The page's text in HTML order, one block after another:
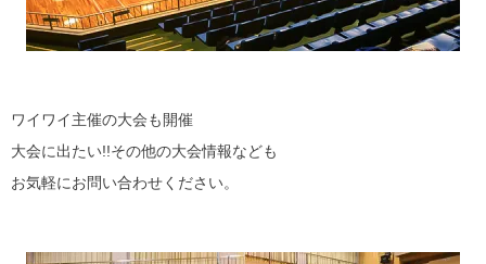
ワイワイ主催の大会も開催
大会に出たい!!その他の大会情報なども
お気軽にお問い合わせください。